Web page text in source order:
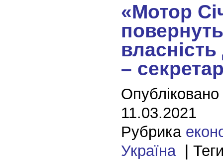
«Мотор
–
11.03.2021
Рубрика
Україна|